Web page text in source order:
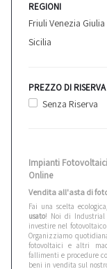
REGIONI
Friuli Venezia Giulia
Sicilia
PREZZO DI RISERVA
Senza Riserva
Impianti
Online
Vendita all'asta di
Fai una scelta
usato! Noi di Industrial
investire nel
Organizziamo
fotovoltaici e altri
fallimenti e procedure
beni in vendita sul